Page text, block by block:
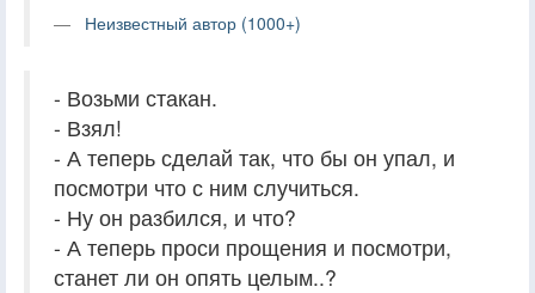
Неизвестный автор (1000+)
- Возьми стакан.
- Взял!
- А теперь сделай так, что бы он упал, и
посмотри что с ним случиться.
- Ну он разбился, и что?
- А теперь проси прощения и посмотри,
станет ли он опять целым..?